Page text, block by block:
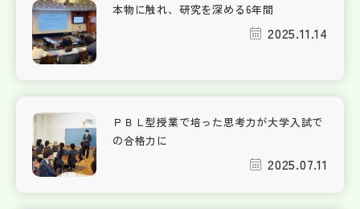
本物に触れ、研究を深める6年間
2025.11.14
ＰＢＬ型授業で培った思考力が大学入試で
の合格力に
2025.07.11